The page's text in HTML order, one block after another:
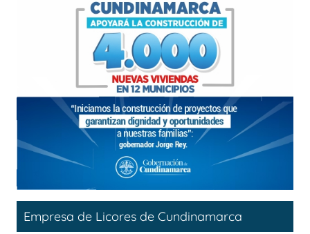
Empresa de Licores de Cundinamarca